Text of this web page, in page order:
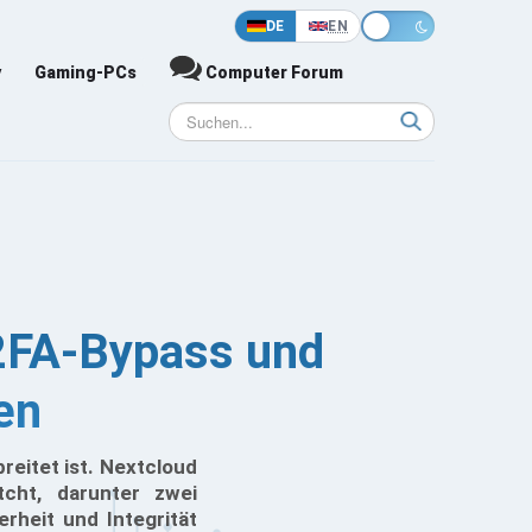
DE EN
Gaming-PCs Computer Forum
Bypass und
ist. Nextcloud
darunter zwei
und Integrität